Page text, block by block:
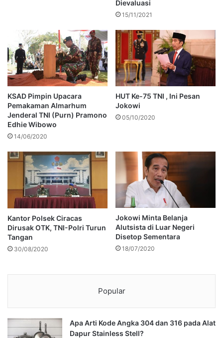
Dievaluasi
15/11/2021
KSAD Pimpin Upacara
Pemakaman Almarhum
Jenderal TNI (Purn) Pramono
Edhie Wibowo
14/06/2020
HUT Ke-75 TNI , Ini Pesan
Jokowi
05/10/2020
Kantor Polsek Ciracas
Dirusak OTK, TNI-Polri Turun
Tangan
30/08/2020
Jokowi Minta Belanja
Alutsista di Luar Negeri
Disetop Sementara
18/07/2020
Popular
Apa Arti Kode Angka 304 dan 316 pada Alat
Dapur Stainless Stell?